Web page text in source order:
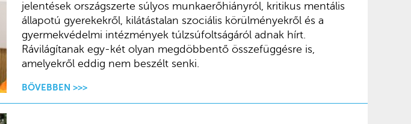
jelentések országszerte súlyos munkaerőhiányról, kritikus mentális
állapotú gyerekekről, kilátástalan szociális körülményekről és a
gyermekvédelmi intézmények túlzsúfoltságáról adnak hírt.
Rávilágítanak egy-két olyan megdöbbentő összefüggésre is,
amelyekről eddig nem beszélt senki.
BŐVEBBEN >>>